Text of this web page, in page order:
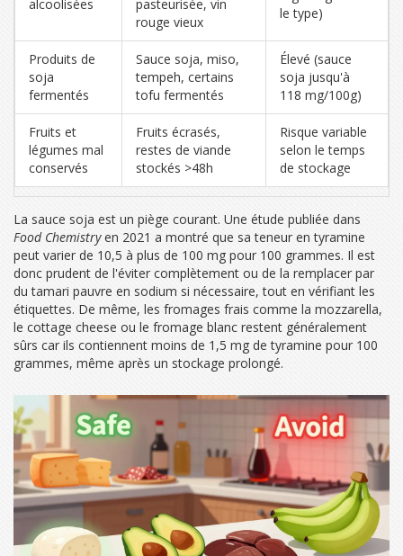
alcoolisées
pasteurisée, vin
rouge vieux
le type)
Produits de
soja
fermentés
Sauce soja, miso,
tempeh, certains
tofu fermentés
Élevé (sauce
soja jusqu'à
118 mg/100g)
Fruits et
légumes mal
conservés
Fruits écrasés,
restes de viande
stockés >48h
Risque variable
selon le temps
de stockage
La sauce soja est un piège courant. Une étude publiée dans
Food Chemistryen 2021 a montré que sa teneur en tyramine
peut varier de 10,5 à plus de 100 mg pour 100 grammes. Il est
donc prudent de l'éviter complètement ou de la remplacer par
du tamari pauvre en sodium si nécessaire, tout en vérifiant les
étiquettes. De même, les fromages frais comme la mozzarella,
le cottage cheese ou le fromage blanc restent généralement
sûrs car ils contiennent moins de 1,5 mg de tyramine pour 100
grammes, même après un stockage prolongé.